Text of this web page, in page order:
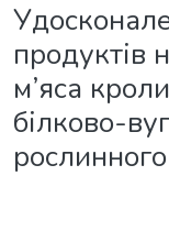
продуктів
м’яса
білково-